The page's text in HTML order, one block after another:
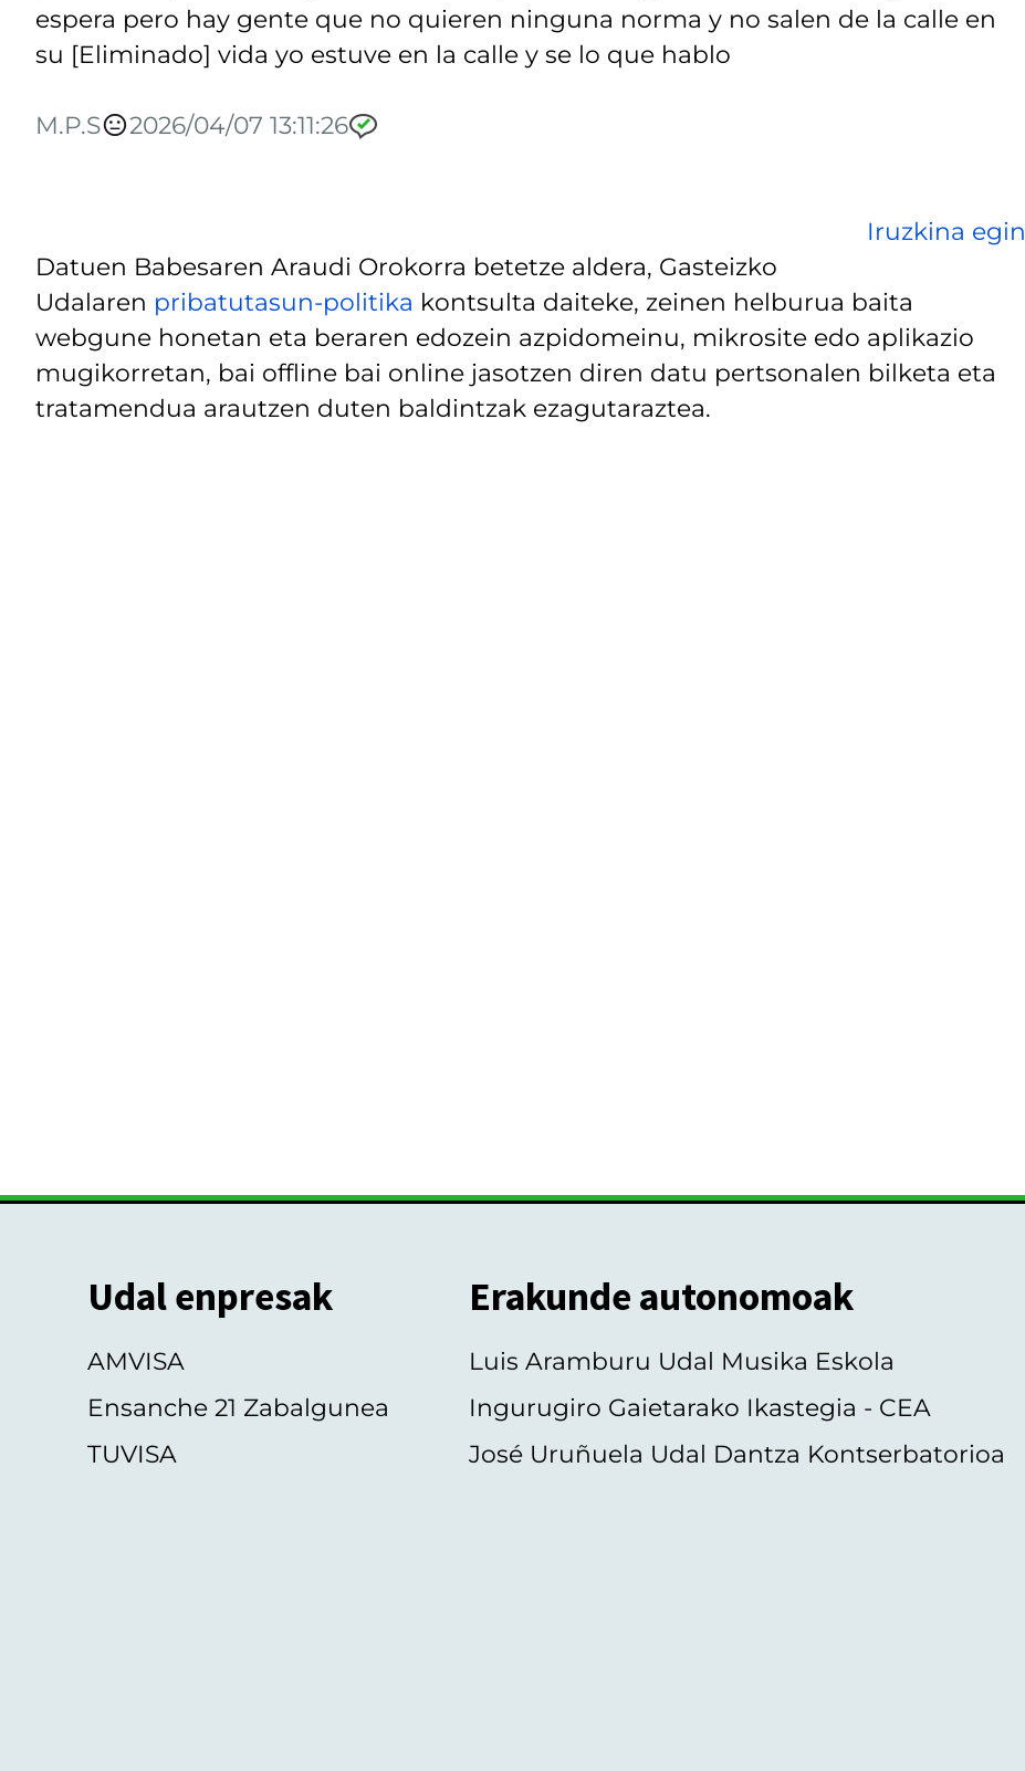
espera pero hay gente que no quieren ninguna norma y no salen de la calle en
su [Eliminado] vida yo estuve en la calle y se lo que hablo
M.P.S 2026/04/07 13:11:26
Iruzkina egin
Datuen Babesaren Araudi Orokorra betetze aldera, Gasteizko
Udalaren pribatutasun-politika kontsulta daiteke, zeinen helburua baita
webgune honetan eta beraren edozein azpidomeinu, mikrosite edo aplikazio
mugikorretan, bai offline bai online jasotzen diren datu pertsonalen bilketa eta
tratamendua arautzen duten baldintzak ezagutaraztea.
Udal enpresak
AMVISA
Ensanche 21 Zabalgunea
TUVISA
Erakunde autonomoak
Luis Aramburu Udal Musika Eskola
Ingurugiro Gaietarako Ikastegia - CEA
José Uruñuela Udal Dantza Kontserbatorioa